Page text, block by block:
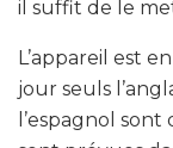
il suffit de le
L’appareil est
jour seuls
l’espagnol